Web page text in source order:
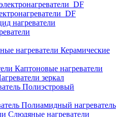
нагреватели
Керамические
Каптоновые нагреватели
зеркал
Полиэстровый
Полиамидный нагреватель
Слюдяные нагреватели